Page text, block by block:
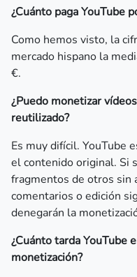
¿Cuánto paga YouTube
Como hemos visto, la
mercado hispano la
€.
¿Puedo monetizar
reutilizado?
Es muy difícil. YouTube
el contenido original. Si
fragmentos de otros sin
comentarios o edición
denegarán la
¿Cuánto tarda YouTube
monetización?